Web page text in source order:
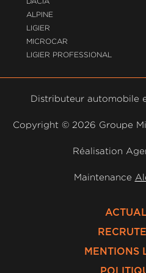
ALPINE
LIGIER
MICROCAR
LIGIER PROFESSIONAL
Distributeur automobile
Copyright © 2026 Groupe
Réalisation
Maintenance
MENTIONS